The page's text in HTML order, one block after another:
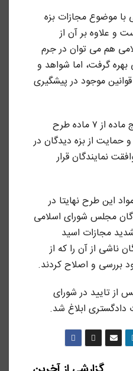
۱۳۳۷ قانونی با موضوع مجازات بزه
و علاوه بر آن از
هم می توان در جرم
بهره گرفت، اما شواهد و
موجود در پیشگیری
اواخر اردیبهشت ماه ۹۸ پنج ماده از ۷ ماده طرح
از بزه دیدگان در
نمایندگان قرار
این طرح نهایتا در
۹۸، نمایندگان مجلس شورای اسلامی
مجازات اسید
ناشی از آن را که از
بررسی و اصلاح کردند.
قانون پس از تایید در شورای
دادگستری ابلاغ شد.